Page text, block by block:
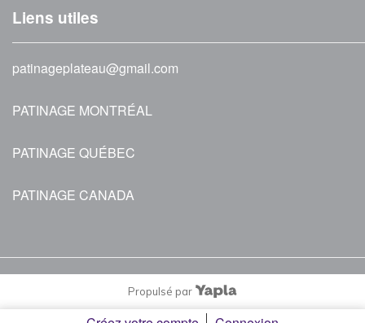
Liens utiles
patinageplateau@gmail.com
PATINAGE MONTRÉAL
PATINAGE QUÉBEC
PATINAGE CANADA
Propulsé par